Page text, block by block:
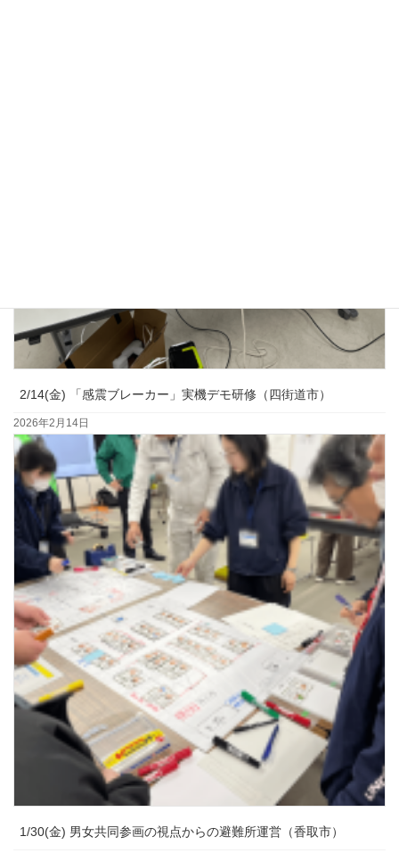
2/14(金) 「感震ブレーカー」実機デモ研修（四街道市）
2026年2月14日
1/30(金) 男女共同参画の視点からの避難所運営（香取市）